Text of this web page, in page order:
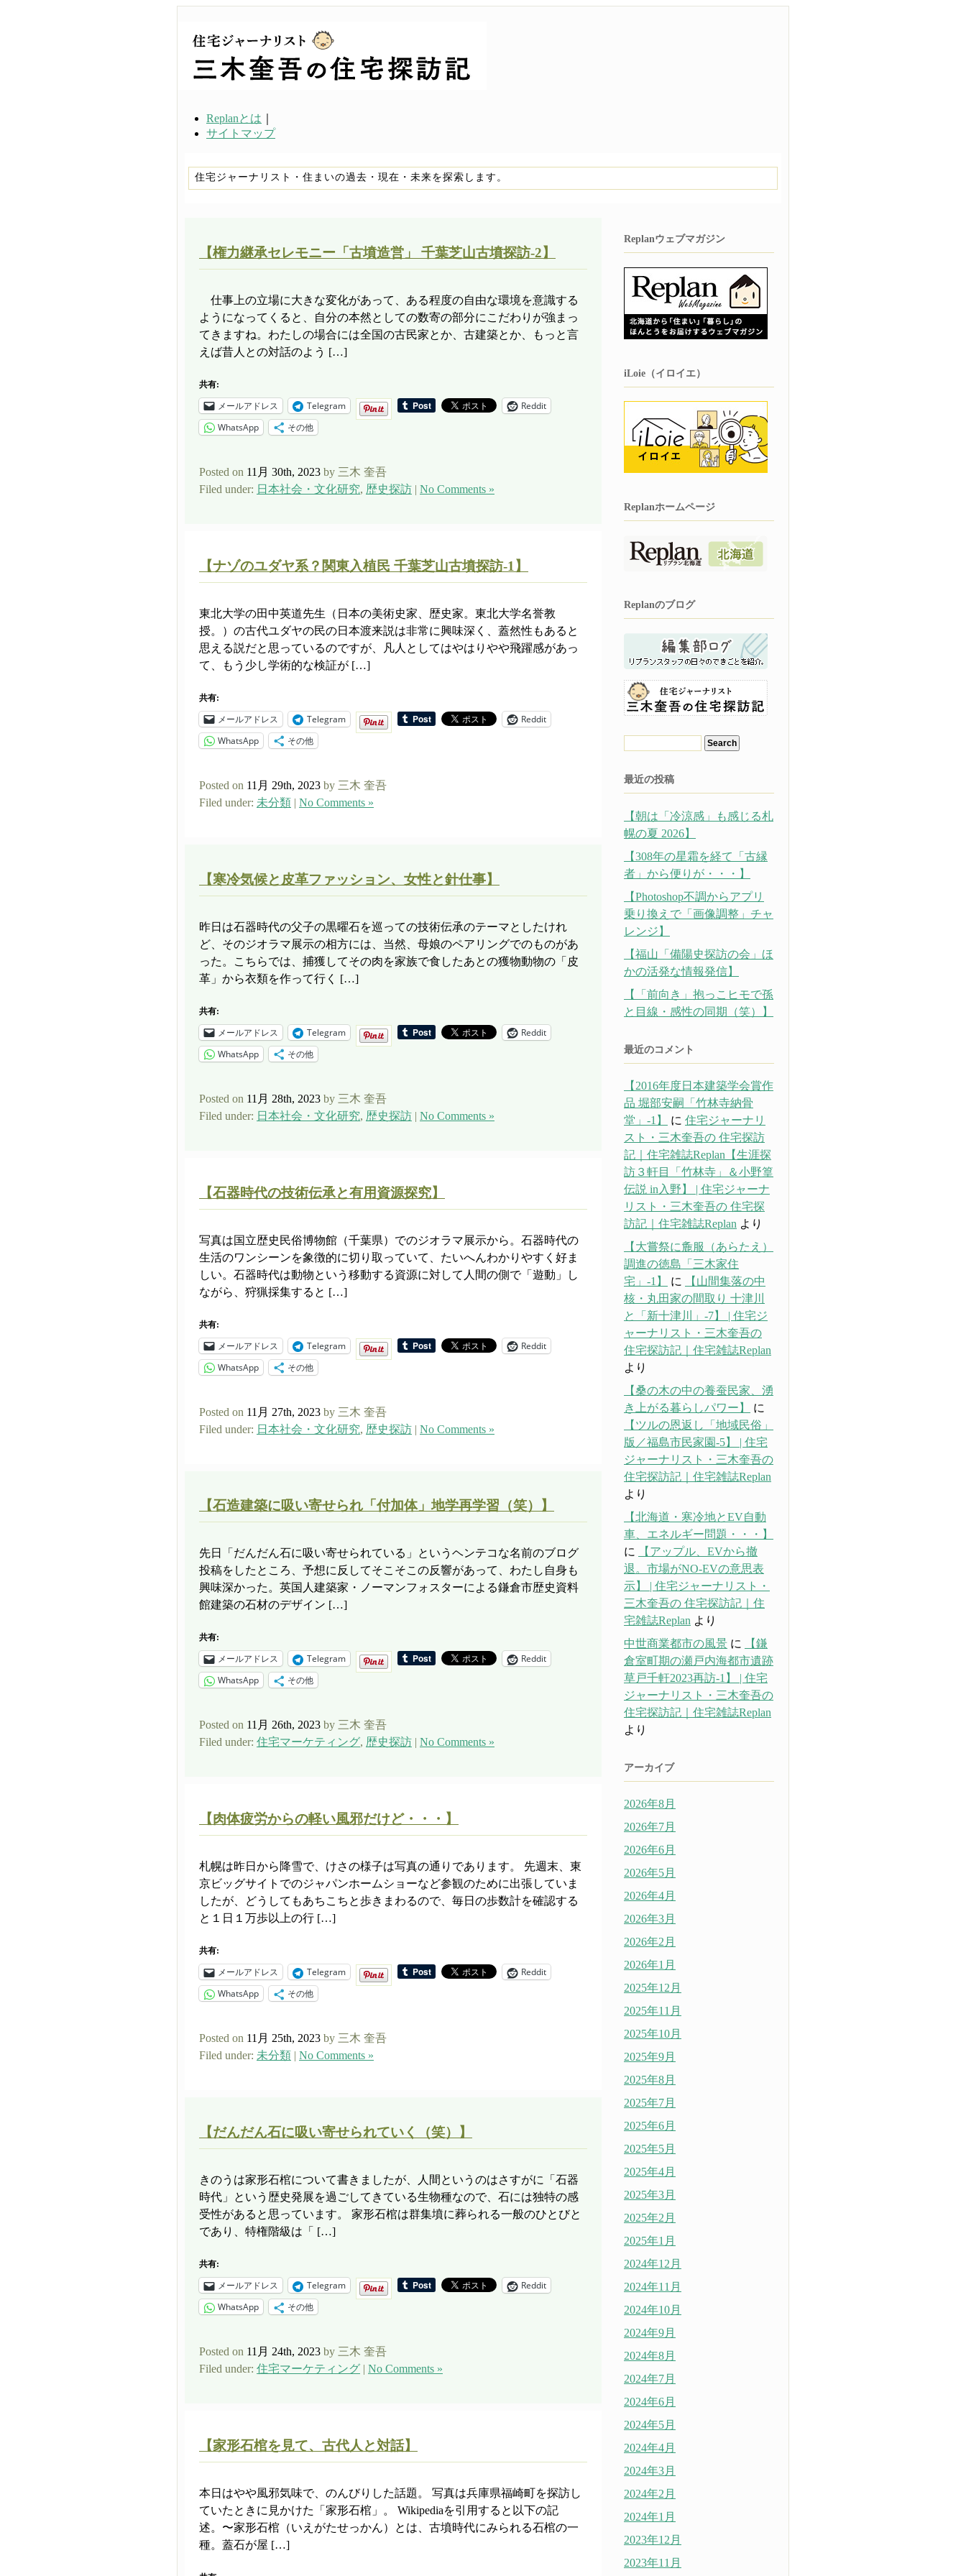
Replanとは
サイトマップ
住宅ジャーナリスト・住まいの過去・現在・未来を探索します。
【権力継承セレモニー「古墳造営」 千葉芝山古墳探訪-2】
仕事上の立場に大きな変化があって、ある程度の自由な環境を意識する
ようになってくると、自分の本然としての数寄の部分にこだわりが強まっ
てきますね。わたしの場合には全国の古民家とか、古建築とか、もっと言
えば昔人との対話のよう […]
共有:
メールアドレス Telegram
Reddit
WhatsApp
その他
Posted on 11月 30th, 2023 by 三木 奎吾
Filed under: 日本社会・文化研究, 歴史探訪 | No Comments »
【ナゾのユダヤ系？関東入植民 千葉芝山古墳探訪-1】
東北大学の田中英道先生（日本の美術史家、歴史家。東北大学名誉教
授。）の古代ユダヤの民の日本渡来説は非常に興味深く、蓋然性もあると
思える説だと思っているのですが、凡人としてはやはりやや飛躍感があっ
て、もう少し学術的な検証が […]
共有:
メールアドレス Telegram
Reddit
WhatsApp
その他
Posted on 11月 29th, 2023 by 三木 奎吾
Filed under: 未分類 | No Comments »
【寒冷気候と皮革ファッション、女性と針仕事】
昨日は石器時代の父子の黒曜石を巡っての技術伝承のテーマとしたけれ
ど、そのジオラマ展示の相方には、当然、母娘のペアリングでのものがあ
った。こちらでは、捕獲してその肉を家族で食したあとの獲物動物の「皮
革」から衣類を作って行く […]
共有:
メールアドレス Telegram
Reddit
WhatsApp
その他
Posted on 11月 28th, 2023 by 三木 奎吾
Filed under: 日本社会・文化研究, 歴史探訪 | No Comments »
【石器時代の技術伝承と有用資源探究】
写真は国立歴史民俗博物館（千葉県）でのジオラマ展示から。石器時代の
生活のワンシーンを象徴的に切り取っていて、たいへんわかりやすく好ま
しい。石器時代は動物という移動する資源に対して人間の側で「遊動」し
ながら、狩猟採集すると […]
共有:
メールアドレス Telegram
Reddit
WhatsApp
その他
Posted on 11月 27th, 2023 by 三木 奎吾
Filed under: 日本社会・文化研究, 歴史探訪 | No Comments »
【石造建築に吸い寄せられ「付加体」地学再学習（笑）】
先日「だんだん石に吸い寄せられている」というヘンテコな名前のブログ
投稿をしたところ、予想に反してそこそこの反響があって、わたし自身も
興味深かった。英国人建築家・ノーマンフォスターによる鎌倉市歴史資料
館建築の石材のデザイン […]
共有:
メールアドレス Telegram
Reddit
WhatsApp
その他
Posted on 11月 26th, 2023 by 三木 奎吾
Filed under: 住宅マーケティング, 歴史探訪 No Comments »
【肉体疲労からの軽い風邪だけど・・・】
札幌は昨日から降雪で、けさの様子は写真の通りであります。 先週末、東
京ビッグサイトでのジャパンホームショーなど参観のために出張していま
したが、どうしてもあちこちと歩きまわるので、毎日の歩数計を確認する
と１日１万歩以上の行 […]
共有:
メールアドレス Telegram
Reddit
WhatsApp
その他
Posted on 11月 25th, 2023 by 三木 奎吾
Filed under: 未分類 | No Comments »
【だんだん石に吸い寄せられていく（笑）】
きのうは家形石棺について書きましたが、人間というのはさすがに「石器
時代」という歴史発展を過ごしてきている生物種なので、石には独特の感
受性があると思っています。 家形石棺は群集墳に葬られる一般のひとびと
であり、特権階級は「 […]
共有:
メールアドレス Telegram
Reddit
WhatsApp
その他
Posted on 11月 24th, 2023 by 三木 奎吾
Filed under: 住宅マーケティング | No Comments »
【家形石棺を見て、古代人と対話】
本日はやや風邪気味で、のんびりした話題。 写真は兵庫県福崎町を探訪し
ていたときに見かけた「家形石棺」。 Wikipediaを引用すると以下の記
述。〜家形石棺（いえがたせっかん）とは、古墳時代にみられる石棺の一
種。蓋石が屋 […]
Replanウェブマガジン
iLoie（イロイエ）
Replanホームページ
Replanのブログ
最近の投稿
【朝は「冷涼感」も感じる札
幌の夏 2026】
【308年の星霜を経て「古縁
者」から便りが・・・】
【Photoshop不調からアプリ
乗り換えで「画像調整」チャ
レンジ】
【福山「備陽史探訪の会」ほ
かの活発な情報発信】
【「前向き」抱っこヒモで孫
と目線・感性の同期（笑）】
最近のコメント
【2016年度日本建築学会賞作
品 堀部安嗣「竹林寺納骨
堂」-1】
に 住宅ジャーナリ
スト・三木奎吾の 住宅探訪
記｜住宅雑誌Replan【生涯探
訪３軒目「竹林寺」＆小野篁
伝説 in入野】 | 住宅ジャーナ
リスト・三木奎吾の 住宅探
訪記｜住宅雑誌Replan より
【大嘗祭に麁服（あらたえ）
調進の徳島「三木家住
宅」-1】
に
【山間集落の中
核・丸田家の間取り 十津川
と「新十津川」-7】 | 住宅ジ
ャーナリスト・三木奎吾の
住宅探訪記｜住宅雑誌Replan
より
【桑の木の中の養蚕民家、湧
き上がる暮らしパワー】
に
【ツルの恩返し「地域民俗」
版／福島市民家園-5】 | 住宅
ジャーナリスト・三木奎吾の
住宅探訪記｜住宅雑誌Replan
より
【北海道・寒冷地とEV自動
車、エネルギー問題・・・】
に
【アップル、EVから撤
退。市場がNO-EVの意思表
示】 | 住宅ジャーナリスト・
三木奎吾の 住宅探訪記｜住
宅雑誌Replan より
中世商業都市の風景 に
【鎌
倉室町期の瀬戸内海都市遺跡
草戸千軒2023再訪-1】 | 住宅
ジャーナリスト・三木奎吾の
住宅探訪記｜住宅雑誌Replan
より
アーカイブ
2026年8月
2026年7月
2026年6月
2026年5月
2026年4月
2026年3月
2026年2月
2026年1月
2025年12月
2025年11月
2025年10月
2025年9月
2025年8月
2025年7月
2025年6月
2025年5月
2025年4月
2025年3月
2025年2月
2025年1月
2024年12月
2024年11月
2024年10月
2024年9月
2024年8月
2024年7月
2024年6月
2024年5月
2024年4月
2024年3月
2024年2月
2024年1月
2023年12月
2023年11月